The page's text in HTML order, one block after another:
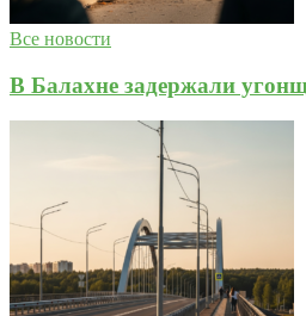
Все новости
В Балахне задержали